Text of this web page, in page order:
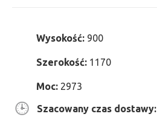
Wysokość: 900
Szerokość: 1170
Moc: 2973
Szacowany czas dostawy: